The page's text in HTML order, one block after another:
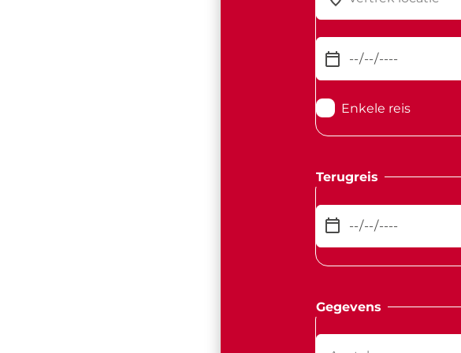
Enkele reis
Terugreis
Gegevens